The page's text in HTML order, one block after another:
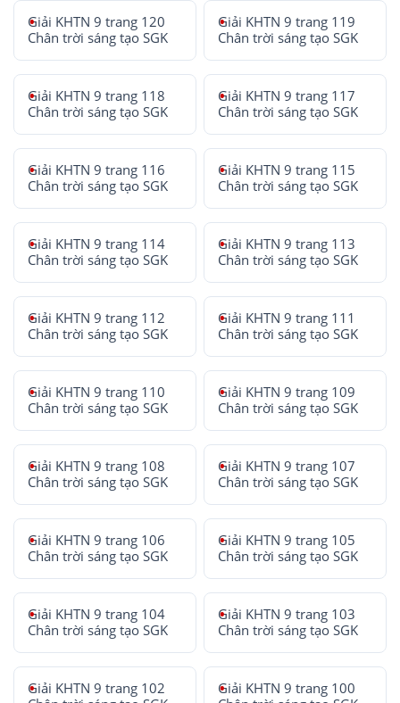
Giải KHTN 9 trang 120
Chân trời sáng tạo SGK
Giải KHTN 9 trang 119
Chân trời sáng tạo SGK
Giải KHTN 9 trang 118
Chân trời sáng tạo SGK
Giải KHTN 9 trang 117
Chân trời sáng tạo SGK
Giải KHTN 9 trang 116
Chân trời sáng tạo SGK
Giải KHTN 9 trang 115
Chân trời sáng tạo SGK
Giải KHTN 9 trang 114
Chân trời sáng tạo SGK
Giải KHTN 9 trang 113
Chân trời sáng tạo SGK
Giải KHTN 9 trang 112
Chân trời sáng tạo SGK
Giải KHTN 9 trang 111
Chân trời sáng tạo SGK
Giải KHTN 9 trang 110
Chân trời sáng tạo SGK
Giải KHTN 9 trang 109
Chân trời sáng tạo SGK
Giải KHTN 9 trang 108
Chân trời sáng tạo SGK
Giải KHTN 9 trang 107
Chân trời sáng tạo SGK
Giải KHTN 9 trang 106
Chân trời sáng tạo SGK
Giải KHTN 9 trang 105
Chân trời sáng tạo SGK
Giải KHTN 9 trang 104
Chân trời sáng tạo SGK
Giải KHTN 9 trang 103
Chân trời sáng tạo SGK
Giải KHTN 9 trang 102
Giải KHTN 9 trang 100